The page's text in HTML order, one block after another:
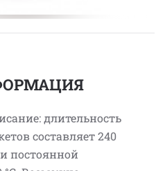
длительность
составляет 240
постоянной